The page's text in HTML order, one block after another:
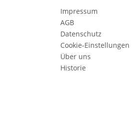
Impressum
AGB
Datenschutz
Cookie-Einstellungen
Über uns
Historie